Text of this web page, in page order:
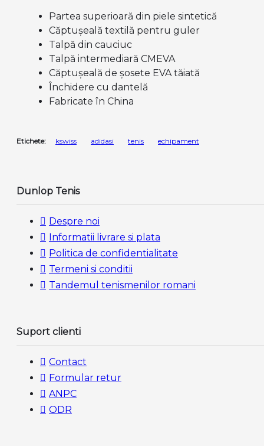
Partea superioară din piele sintetică
Căptușeală textilă pentru guler
Talpă din cauciuc
Talpă intermediară CMEVA
Căptușeală de șosete EVA tăiată
Închidere cu dantelă
Fabricate în China
Etichete: kswiss adidasi tenis echipament
Dunlop Tenis
Despre noi
Informatii livrare si plata
Politica de confidentialitate
Termeni si conditii
Tandemul tenismenilor romani
Suport clienti
Contact
Formular retur
ANPC
ODR